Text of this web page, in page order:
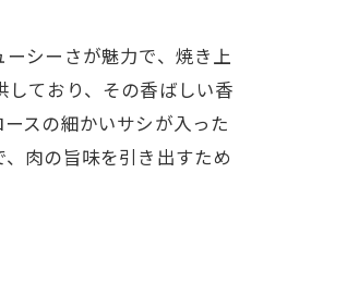
シーさが魅力で、焼き上
ており、その香ばしい香
スの細かいサシが入った
肉の旨味を引き出すため